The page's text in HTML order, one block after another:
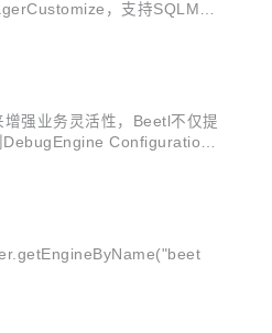
，支持SQLMan
强业务灵活性，Beetl不仅提
Configuration